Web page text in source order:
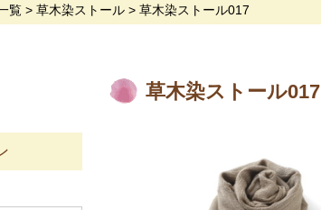
覧 > 草木染ストール > 草木染ストール017
草木染ストール017